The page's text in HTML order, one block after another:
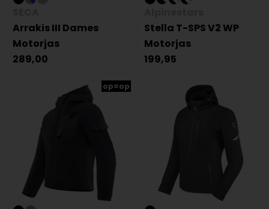
Arrakis III Dames
Motorjas
289,00
Stella T-SPS V2 WP
Motorjas
199,95
op=op